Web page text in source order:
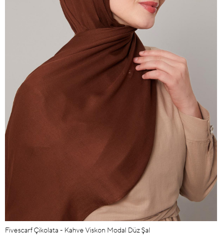
Fivescarf Çikolata - Kahve Viskon Modal Düz Şal